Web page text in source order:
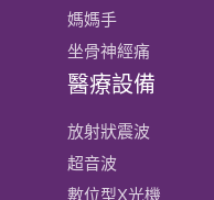
媽媽手
坐骨神經痛
醫療設備
放射狀震波
超音波
數位型X光機